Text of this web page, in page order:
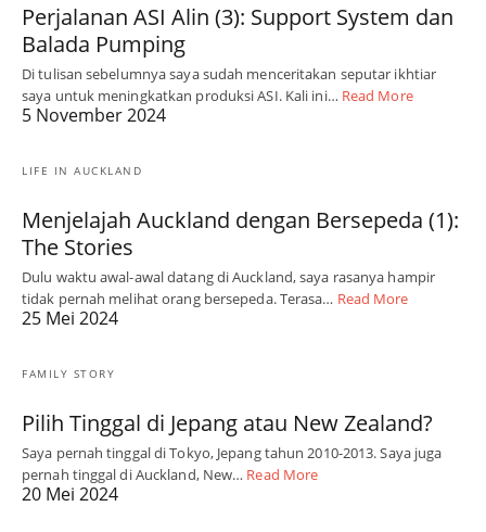
Perjalanan ASI Alin (3): Support System dan
Balada Pumping
Di tulisan sebelumnya saya sudah menceritakan seputar ikhtiar
saya untuk meningkatkan produksi ASI. Kali ini… Read More
5 November 2024
LIFE IN AUCKLAND
Menjelajah Auckland dengan Bersepeda (1):
The Stories
Dulu waktu awal-awal datang di Auckland, saya rasanya hampir
tidak pernah melihat orang bersepeda. Terasa… Read More
25 Mei 2024
FAMILY STORY
Pilih Tinggal di Jepang atau New Zealand?
Saya pernah tinggal di Tokyo, Jepang tahun 2010-2013. Saya juga
pernah tinggal di Auckland, New… Read More
20 Mei 2024